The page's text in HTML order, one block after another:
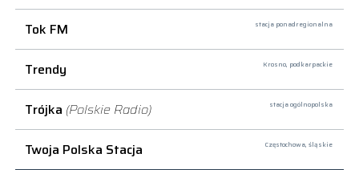
Tok FM stacja ponadregionalna
Trendy Krosno, podkarpackie
Trójka (Polskie Radio) stacja ogólnopolska
Twoja Polska Stacja Częstochowa, śląskie